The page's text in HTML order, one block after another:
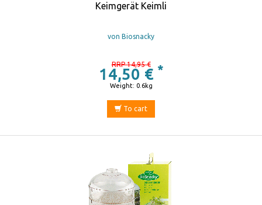
Keimgerät Keimli
von Biosnacky
RRP 14,95 €
14,50 € *
Weight: 0.6kg
To cart